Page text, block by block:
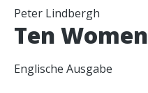
Peter Lindbergh
Ten Women
Englische Ausgabe